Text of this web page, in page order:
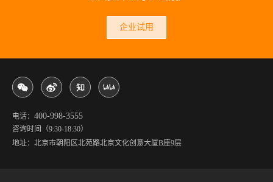
企业试用
电话： 400-998-3555
咨询时间（9:30-18:30）
地址：北京市朝阳区北苑路北京文化创意大厦B座9层